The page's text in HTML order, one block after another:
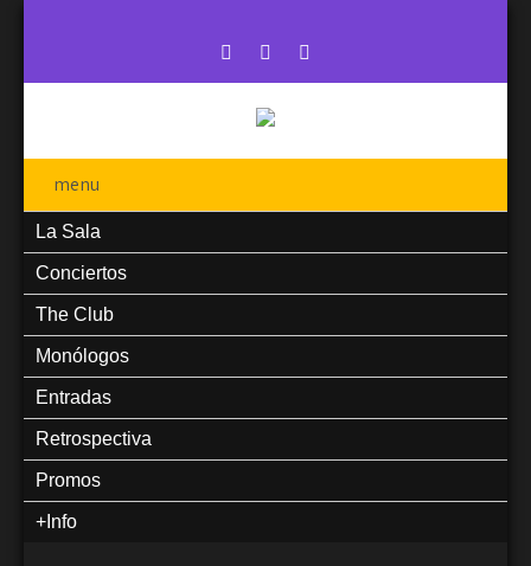
menu
La Sala
Conciertos
The Club
Monólogos
Entradas
Retrospectiva
Promos
+Info